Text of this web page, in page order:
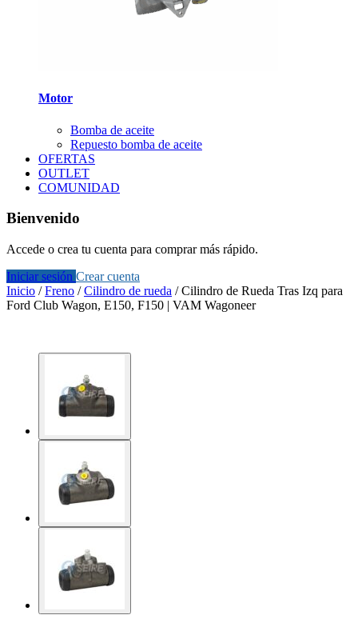
Motor
Bomba de aceite
Repuesto bomba de aceite
OFERTAS
OUTLET
COMUNIDAD
Bienvenido
Accede o crea tu cuenta para comprar más rápido.
Iniciar sesión Crear cuenta
Inicio /Freno /Cilindro de rueda /Cilindro de Rueda Tras Izq para
Ford Club Wagon, E150, F150 | VAM Wagoneer